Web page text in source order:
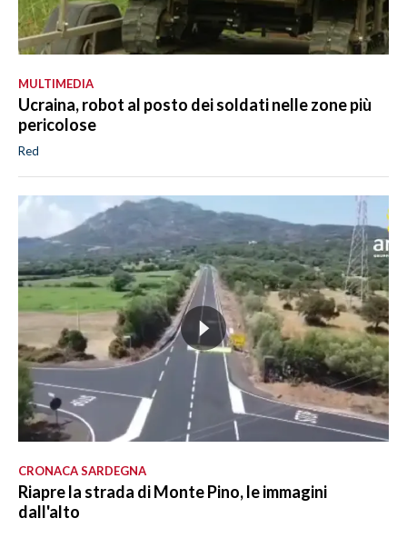
MULTIMEDIA
Ucraina, robot al posto dei soldati nelle zone più
pericolose
Red
CRONACA SARDEGNA
Riapre la strada di Monte Pino, le immagini
dall'alto